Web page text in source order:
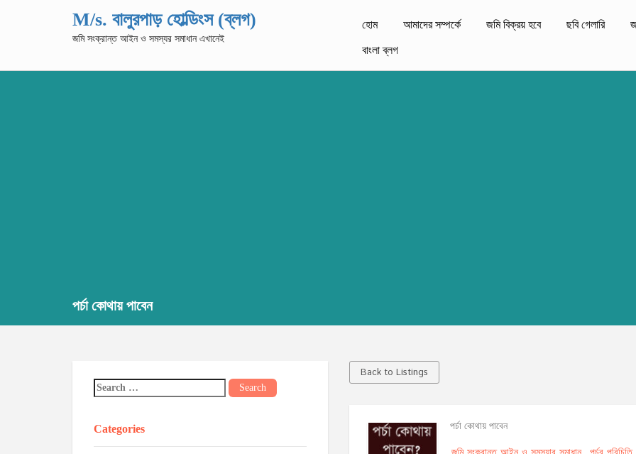
M/s. বালুরপাড় হোল্ডিংস (ব্লগ)
জমি সংক্রান্ত আইন ও সমস্যর সমাধান এখানেই
হোম আমাদের সম্পর্কে জমি বিক্রয় হবে ছবি গেলারি
বাংলা ব্লগ
পর্চা কোথায় পাবেন
Categories
Back to Listings
পর্চা কোথায় পাবেন